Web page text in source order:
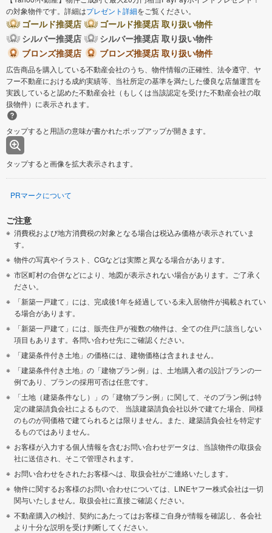
の対象物件です。詳細はプレゼント詳細をご覧ください。
ゴールド推奨店
ゴールド推奨店 取り扱い物件
シルバー推奨店
シルバー推奨店 取り扱い物件
ブロンズ推奨店
ブロンズ推奨店 取り扱い物件
広告商品を購入している不動産会社のうち、物件情報の正確性、法令遵守、ヤ
フー不動産における成約実績等、当社所定の基準を満たした優良な店舗運営を
実践していると認めた不動産会社（もしくは当該認定を受けた不動産会社の取
扱物件）に表示されます。
タップすると用語の意味が書かれたポップアップが開きます。
タップすると画像を拡大表示されます。
PRマークについて
ご注意
消費税および地方消費税の対象となる場合は税込み価格が表示されていま
す。
物件の写真やイラスト、CGなどは実際と異なる場合があります。
市区町村の合併などにより、地図が表示されない場合があります。ご了承く
ださい。
「新築一戸建て」には、完成後1年を経過している未入居物件が掲載されてい
る場合があります。
「新築一戸建て」には、販売住戸が複数の物件は、全ての住戸に該当しない
項目もあります。各問い合わせ先にご確認ください。
「建築条件付き土地」の価格には、建物価格は含まれません。
「建築条件付き土地」の「建物プラン例」は、土地購入者の設計プランの一
例であり、プランの採用可否は任意です。
「土地（建築条件なし）」の「建物プラン例」に関して、そのプラン例は特
定の建築請負会社によるもので、 当該建築請負会社以外で建てた場合、同様
のものが同価格で建てられるとは限りません。また、建築請負会社を特定す
るものではありません。
お客様が入力する個人情報を含むお問い合わせデータは、当該物件の取扱会
社に送信され、そこで管理されます。
お問い合わせをされたお客様へは、取扱会社がご連絡いたします。
物件に関するお客様のお問い合わせについては、LINEヤフー株式会社は一切
関与いたしません。取扱会社に直接ご確認ください。
不動産購入の検討、契約にあたってはお客様ご自身が情報を確認し、各会社
より十分な説明を受け判断してください。